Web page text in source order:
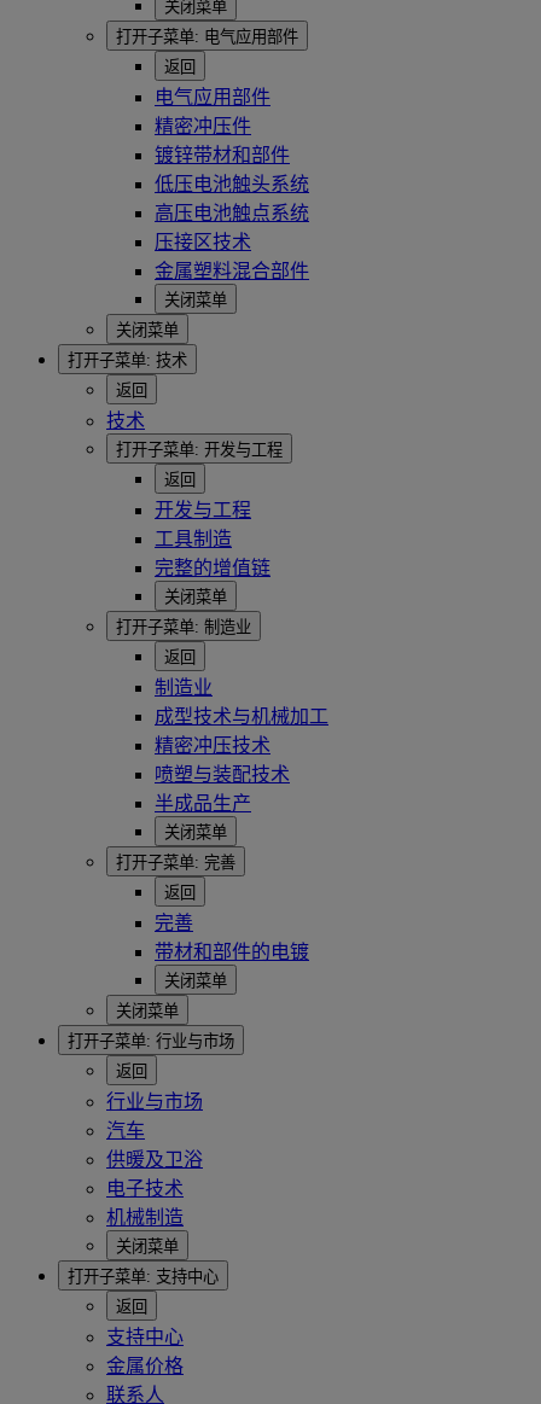
关闭菜单
打开子菜单: 电气应用部件
返回
电气应用部件
精密冲压件
镀锌带材和部件
低压电池触头系统
高压电池触点系统
压接区技术
金属塑料混合部件
关闭菜单
关闭菜单
打开子菜单: 技术
返回
技术
打开子菜单: 开发与工程
返回
开发与工程
工具制造
完整的增值链
关闭菜单
打开子菜单: 制造业
返回
制造业
成型技术与机械加工
精密冲压技术
喷塑与装配技术
半成品生产
关闭菜单
打开子菜单: 完善
返回
完善
带材和部件的电镀
关闭菜单
关闭菜单
打开子菜单: 行业与市场
返回
行业与市场
汽车
供暖及卫浴
电子技术
机械制造
关闭菜单
打开子菜单: 支持中心
返回
支持中心
金属价格
联系人